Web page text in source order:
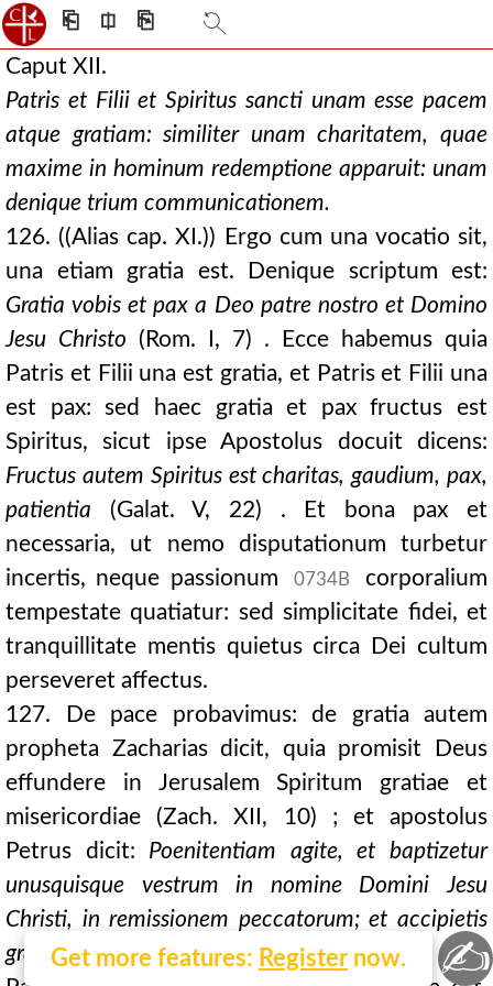
⎗ ⎅ ⎘
Caput XII.
Patris et Filii et Spiritus sancti unam esse pacem
atque gratiam: similiter unam charitatem, quae
maxime in hominum redemptione apparuit: unam
denique trium communicationem.
126. ((Alias cap. XI.)) Ergo cum una vocatio sit,
una etiam gratia est. Denique scriptum est:
Gratia vobis et pax a Deo patre nostro et Domino
Jesu Christo (Rom. I, 7) . Ecce habemus quia
Patris et Filii una est gratia, et Patris et Filii una
est pax: sed haec gratia et pax fructus est
Spiritus, sicut ipse Apostolus docuit dicens:
Fructus autem Spiritus est charitas, gaudium, pax,
patientia (Galat. V, 22) . Et bona pax et
necessaria, ut nemo disputationum turbetur
incertis, neque passionum
0734B
corporalium
tempestate quatiatur: sed simplicitate fidei, et
tranquillitate mentis quietus circa Dei cultum
perseveret affectus.
127. De pace probavimus: de gratia autem
propheta Zacharias dicit, quia promisit Deus
effundere in Jerusalem Spiritum gratiae et
misericordiae (Zach. XII, 10) ; et apostolus
Petrus dicit: Poenitentiam agite, et baptizetur
unusquisque vestrum in nomine Domini Jesu
Christi, in remissionem peccatorum; et accipietis
gratiam Spiritus sancti(Act. II, 38) . Ergo sicut
Get more features: Register now. ✍